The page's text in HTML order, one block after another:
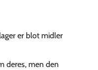
er blot midler
deres, men den